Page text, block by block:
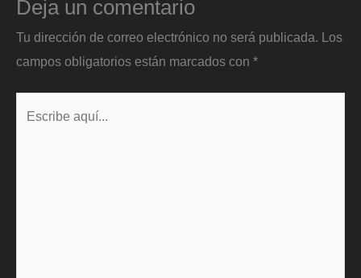
Deja un comentario
Tu dirección de correo electrónico no será publicada. Los
campos obligatorios están marcados con *